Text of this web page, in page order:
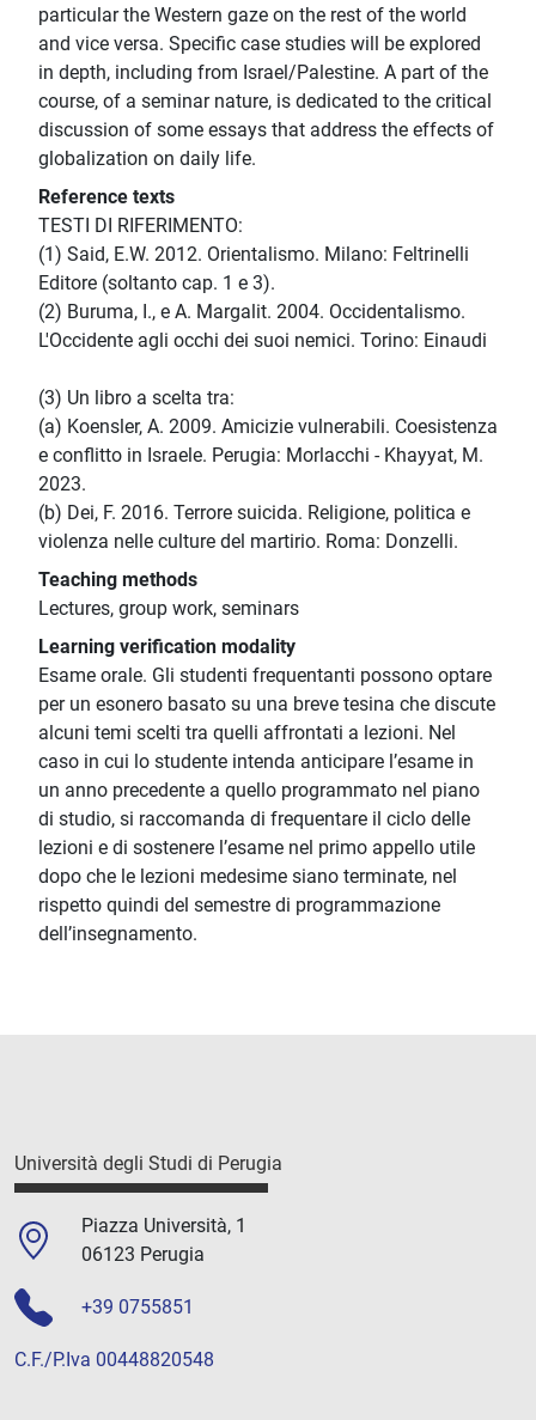
particular the Western gaze on the rest of the world
and vice versa. Specific case studies will be explored
in depth, including from Israel/Palestine. A part of the
course, of a seminar nature, is dedicated to the critical
discussion of some essays that address the effects of
globalization on daily life.
Reference texts
TESTI DI RIFERIMENTO:
(1) Said, E.W. 2012. Orientalismo. Milano: Feltrinelli
Editore (soltanto cap. 1 e 3).
(2) Buruma, I., e A. Margalit. 2004. Occidentalismo.
L'Occidente agli occhi dei suoi nemici. Torino: Einaudi
(3) Un libro a scelta tra:
(a) Koensler, A. 2009. Amicizie vulnerabili. Coesistenza
e conflitto in Israele. Perugia: Morlacchi - Khayyat, M.
2023.
(b) Dei, F. 2016. Terrore suicida. Religione, politica e
violenza nelle culture del martirio. Roma: Donzelli.
Teaching methods
Lectures, group work, seminars
Learning verification modality
Esame orale. Gli studenti frequentanti possono optare
per un esonero basato su una breve tesina che discute
alcuni temi scelti tra quelli affrontati a lezioni. Nel
caso in cui lo studente intenda anticipare l’esame in
un anno precedente a quello programmato nel piano
di studio, si raccomanda di frequentare il ciclo delle
lezioni e di sostenere l’esame nel primo appello utile
dopo che le lezioni medesime siano terminate, nel
rispetto quindi del semestre di programmazione
dell’insegnamento.
Università degli Studi di Perugia
Piazza Università, 1
06123 Perugia
+39 0755851
C.F./P.Iva 00448820548